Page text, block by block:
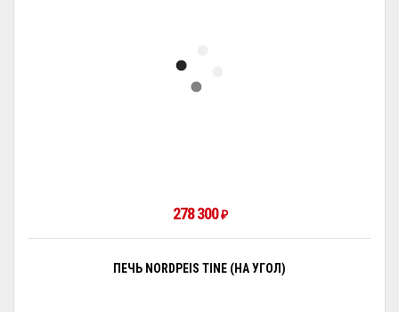
278 300₽
ПЕЧЬ NORDPEIS TINE (НА УГОЛ)